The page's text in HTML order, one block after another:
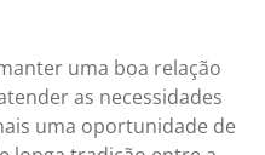
uma boa relação
as necessidades
uma oportunidade de